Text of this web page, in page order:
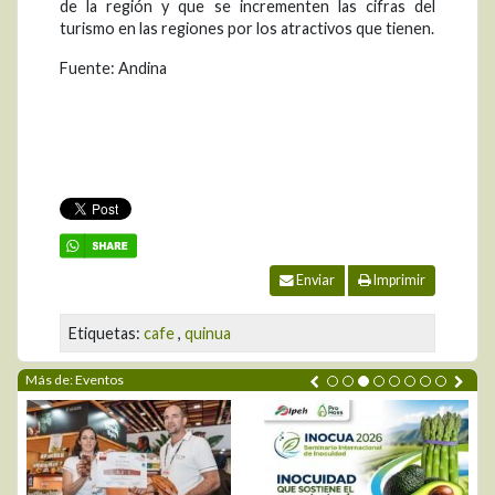
de la región y que se incrementen las cifras del
turismo en las regiones por los atractivos que tienen.
Fuente: Andina
Enviar Imprimir
Etiquetas: cafe, quinua
Más de: Eventos